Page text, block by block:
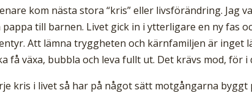
kom nästa stora “kris” eller livsförändring. Jag
pappa till barnen. Livet gick in i ytterligare en ny fas
Att lämna tryggheten och kärnfamiljen är inget
få växa, bubbla och leva fullt ut. Det krävs mod, för
kris i livet så har på något sätt motgångarna